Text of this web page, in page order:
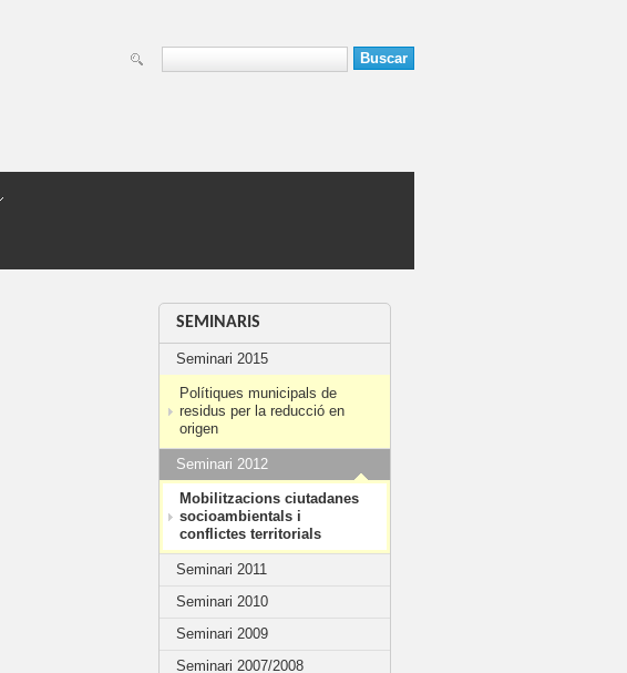
SEMINARIS
Seminari 2015
Polítiques municipals de
residus per la reducció en
origen
Seminari 2012
Mobilitzacions ciutadanes
socioambientals i
conflictes territorials
Seminari 2011
Seminari 2010
Seminari 2009
Seminari 2007/2008